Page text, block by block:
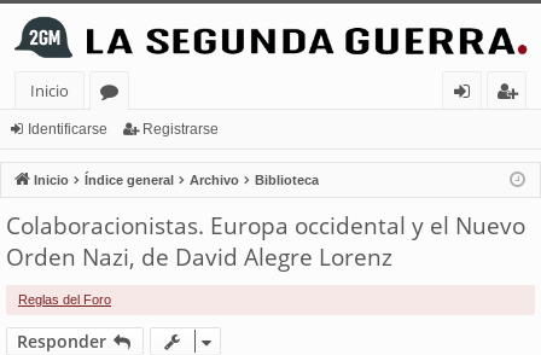
Inicio
or
os
nt
ifi
ca
ist
ra
rs
Identificarse Registrarse
Inicio Índice general Archivo Biblioteca
Colaboracionistas. Europa occidental y el Nuevo
Orden Nazi, de David Alegre Lorenz
Reglas del Foro
Responder